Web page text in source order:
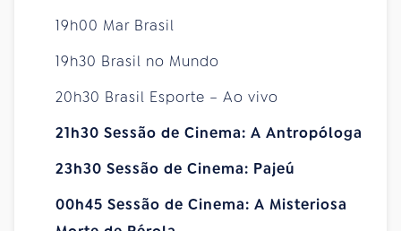
19h00 Mar Brasil
19h30 Brasil no Mundo
20h30 Brasil Esporte – Ao vivo
21h30 Sessão de Cinema: A Antropóloga
23h30 Sessão de Cinema: Pajeú
00h45 Sessão de Cinema: A Misteriosa